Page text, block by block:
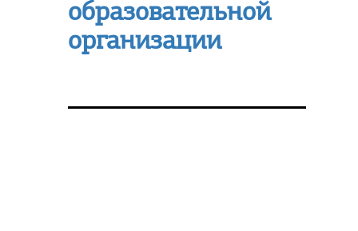
образовательной
организации